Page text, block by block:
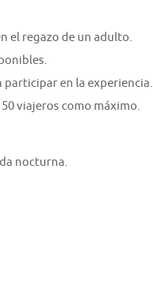
el regazo de un adulto.
participar en la experiencia.
viajeros como máximo.
nocturna.